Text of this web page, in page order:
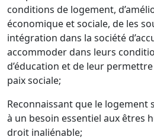
conditions de logement,
économique et sociale, de les
intégration dans la société
accommoder dans leurs
d’éducation et de leur
paix sociale;
Reconnaissant que le logement
à un besoin essentiel aux êtres
droit inaliénable;